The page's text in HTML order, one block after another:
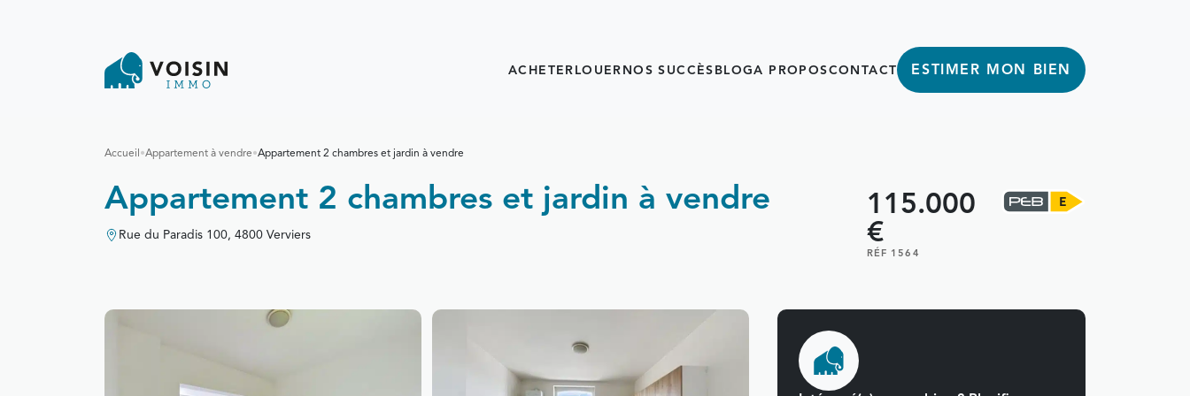
ACHETERLOUERNOS SUCCÈSBLOGA PROPOSCONTACT ESTIMER MON BIEN
Accueil•Appartement à vendre•Appartement 2 chambres et jardin à vendre
Appartement 2 chambres et jardin à vendre
Rue du Paradis 100, 4800 Verviers
115.000
€
RÉF 1564